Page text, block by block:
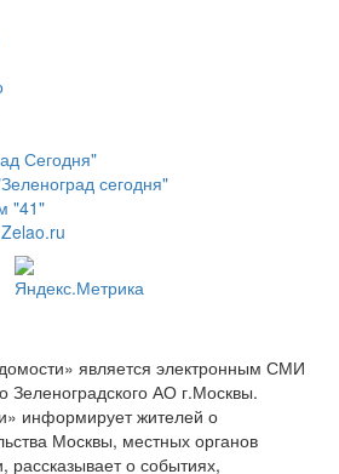
Сегодня"
сегодня"
"41"
является электронным СМИ
Зеленоградского АО г.Москвы.
информирует жителей о
Москвы, местных органов
рассказывает о событиях,